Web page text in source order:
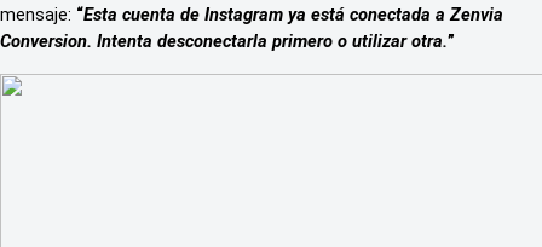
mensaje: “Esta cuenta de Instagram ya está conectada a Zenvia
Conversion. Intenta desconectarla primero o utilizar otra.”